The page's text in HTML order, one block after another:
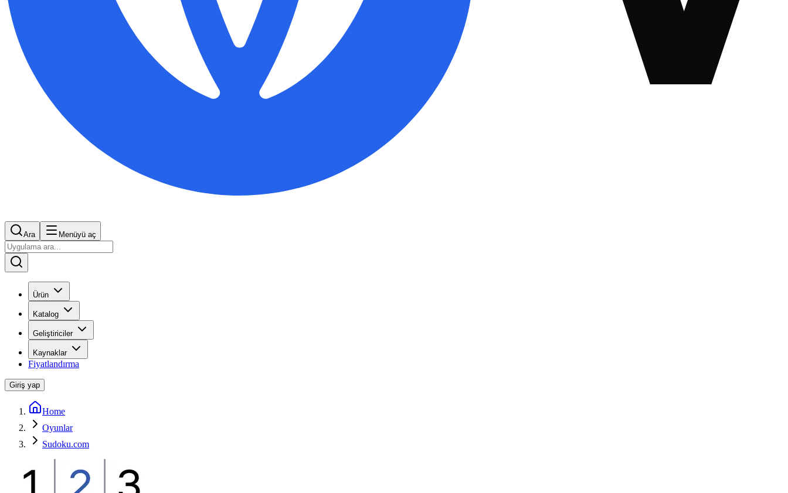
Ara Menüyü aç
Ürün
Katalog
Geliştiriciler
Kaynaklar
Fiyatlandırma
Giriş yap
Home
Oyunlar
Sudoku.com